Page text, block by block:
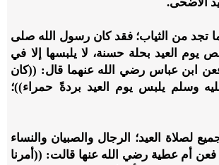
تجد من الثياب؛ فقد كان رسول الله صلى
يوم العيد بحلة حسنة، لا يلبسها إلا في
فعن ابن عباس رضي الله عنهما قال: ((كان
وسلم يلبس يوم العيد بردةً حمراء))؛
لصلاة العيد؛ الرجال والصبيان والنساء
أم عطية رضي الله عنها قالت: ((أمرنا